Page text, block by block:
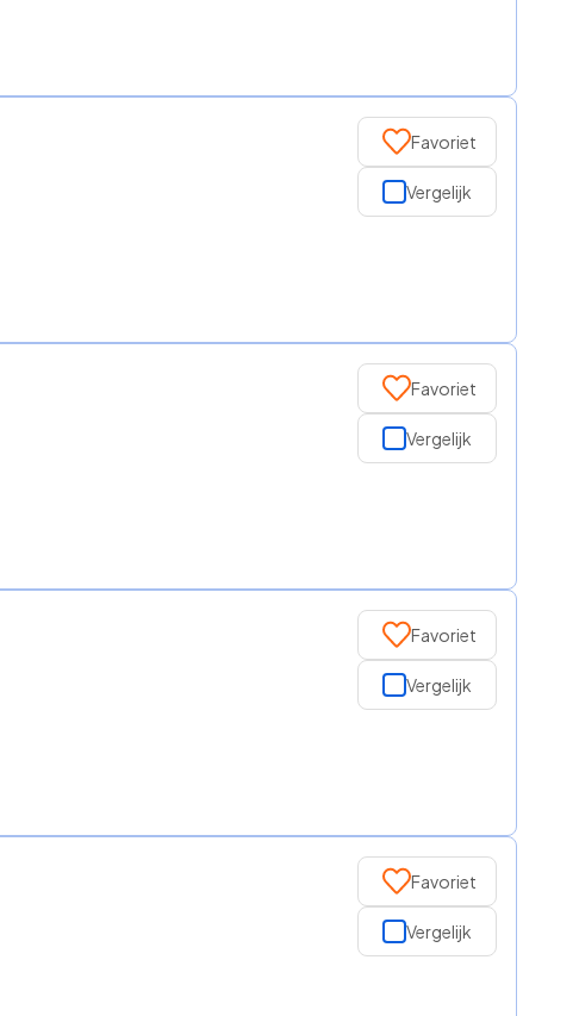
Favoriet
Vergelijk
Favoriet
Vergelijk
Favoriet
Vergelijk
Favoriet
Vergelijk